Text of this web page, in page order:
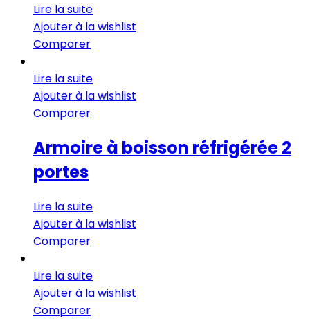
Lire la suite
Ajouter à la wishlist
Comparer
Lire la suite
Ajouter à la wishlist
Comparer
Armoire à boisson réfrigérée 2
portes
Lire la suite
Ajouter à la wishlist
Comparer
Lire la suite
Ajouter à la wishlist
Comparer